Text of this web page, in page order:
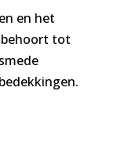
en het
behoort tot